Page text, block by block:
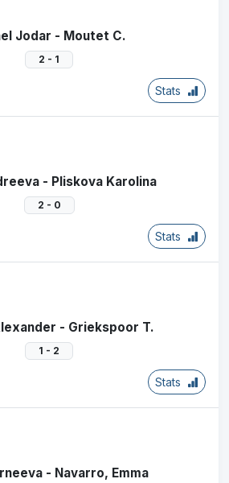
Jodar - Moutet C.
2 - 1
Stats
- Pliskova Karolina
2 - 0
Stats
- Griekspoor T.
1 - 2
Stats
- Navarro, Emma